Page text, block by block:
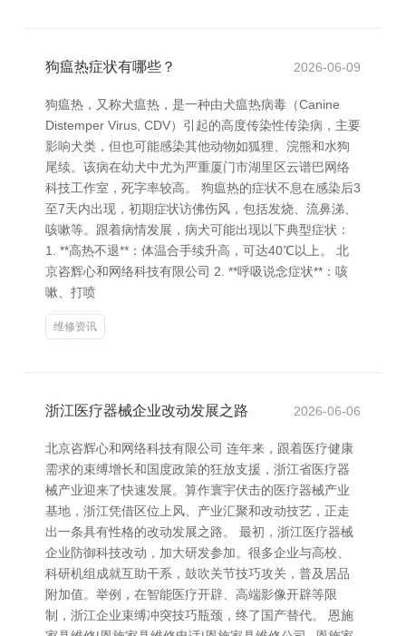
狗瘟热症状有哪些？ 2026-06-09
狗瘟热，又称犬瘟热，是一种由犬瘟热病毒（Canine
Distemper Virus, CDV）引起的高度传染性传染病，主要
影响犬类，但也可能感染其他动物如狐狸、浣熊和水狗
尾续。该病在幼犬中尤为严重厦门市湖里区云谱巴网络
科技工作室，死字率较高。 狗瘟热的症状不息在感染后3
至7天内出现，初期症状访佛伤风，包括发烧、流鼻涕、
咳嗽等。跟着病情发展，病犬可能出现以下典型症状：
1. **高热不退**：体温合手续升高，可达40℃以上。 北
京咨辉心和网络科技有限公司 2. **呼吸说念症状**：咳
嗽、打喷
维修资讯
浙江医疗器械企业改动发展之路 2026-06-06
北京咨辉心和网络科技有限公司 连年来，跟着医疗健康
需求的束缚增长和国度政策的狂放支援，浙江省医疗器
械产业迎来了快速发展。算作寰宇伏击的医疗器械产业
基地，浙江凭借区位上风、产业汇聚和改动技艺，正走
出一条具有性格的改动发展之路。 最初，浙江医疗器械
企业防御科技改动，加大研发参加。很多企业与高校、
科研机组成就互助干系，鼓吹关节技巧攻关，普及居品
附加值。举例，在智能医疗开辟、高端影像开辟等限
制，浙江企业束缚冲突技巧瓶颈，终了国产替代。 恩施